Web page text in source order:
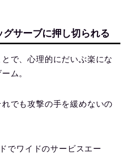
サーブに押し切られる
で、心理的にだいぶ楽にな
ム。
でも攻撃の手を緩めないの
でワイドのサービスエー